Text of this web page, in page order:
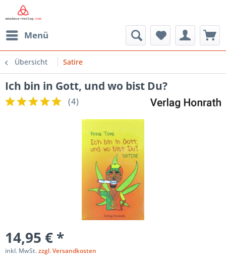
Menü
Übersicht Satire
Ich bin in Gott, und wo bist Du?
(4)
14,95 € *
inkl. MwSt.zzgl. Versandkosten